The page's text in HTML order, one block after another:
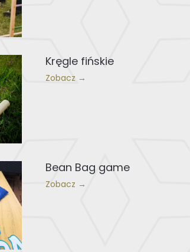
Kręgle fińskie
Zobacz →
Bean Bag game
Zobacz →